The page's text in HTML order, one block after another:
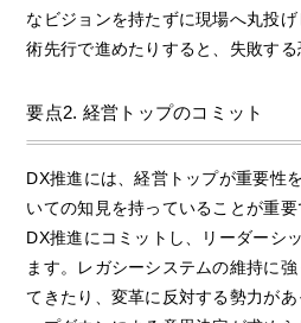
なビジョンを持たずに現場へ丸投
術先行で進めたりすると、失敗する
要点2. 経営トップのコミット
DX推進には、経営トップが重要性
いての知見を持っていることが重
DX推進にコミットし、リーダーシ
ます。レガシーシステムの維持に
てきたり、変革に反対する勢力が